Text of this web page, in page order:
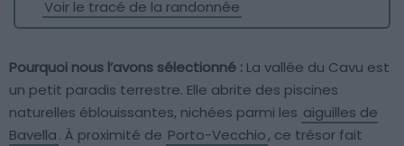
Voir le tracé de la randonnée
Pourquoi nous l’avons sélectionné : La vallée du Cavu est
un petit paradis terrestre. Elle abrite des piscines
naturelles éblouissantes, nichées parmi les aiguilles de
Bavella. À proximité de Porto-Vecchio, ce trésor fait